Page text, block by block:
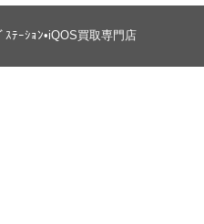
ｽﾃｰｼｮﾝ•iQOS買取専門店